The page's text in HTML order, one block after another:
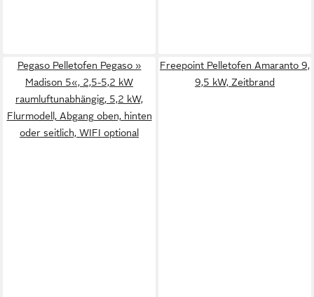
Pegaso Pelletofen Pegaso »
Madison 5«, 2,5-5,2 kW
raumluftunabhängig, 5,2 kW,
Flurmodell, Abgang oben, hinten
oder seitlich, WIFI optional
Freepoint Pelletofen Amaranto 9,
9,5 kW, Zeitbrand